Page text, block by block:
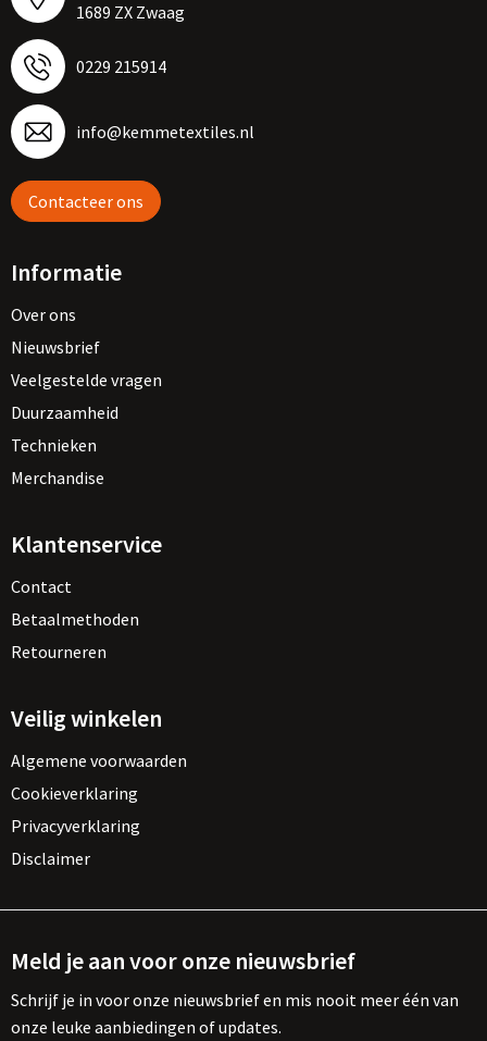
1689 ZX Zwaag
0229 215914
info@kemmetextiles.nl
Contacteer ons
Informatie
Over ons
Nieuwsbrief
Veelgestelde vragen
Duurzaamheid
Technieken
Merchandise
Klantenservice
Contact
Betaalmethoden
Retourneren
Veilig winkelen
Algemene voorwaarden
Cookieverklaring
Privacyverklaring
Disclaimer
Meld je aan voor onze nieuwsbrief
Schrijf je in voor onze nieuwsbrief en mis nooit meer één van
onze leuke aanbiedingen of updates.